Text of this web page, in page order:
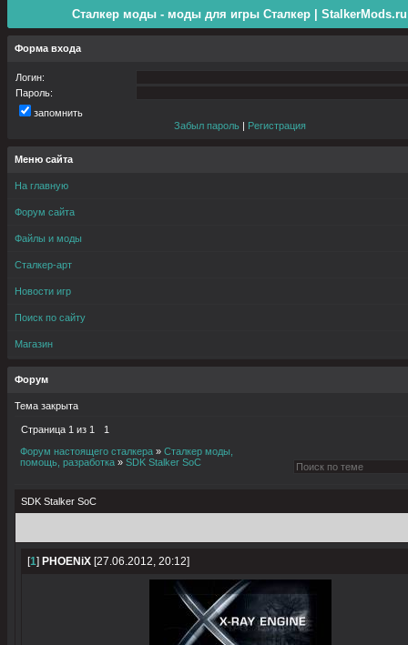
Сталкер моды - моды для игры Сталкер | StalkerMods.ru
Форма входа
Логин:
Пароль:
запомнить
Забыл пароль | Регистрация
Меню сайта
На главную
Форум сайта
Файлы и моды
Сталкер-арт
Новости игр
Поиск по сайту
Магазин
Форум
Тема закрыта
Страница 1 из 1
1
Форум настоящего сталкера » Сталкер моды,
помощь, разработка » SDK Stalker SoC
SDK Stalker SoC
[1] PHOENiX [27.06.2012, 20:12]